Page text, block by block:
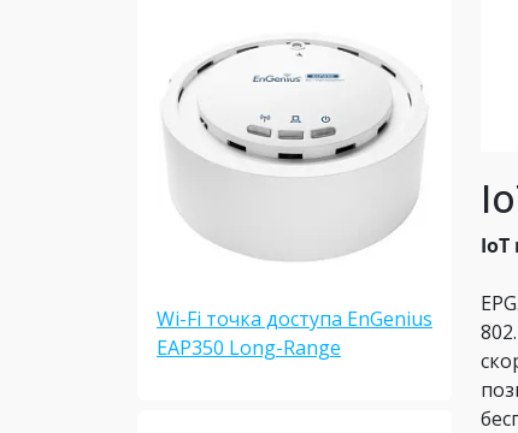
Wi-Fi точка доступа EnGenius
EAP350 Long-Range